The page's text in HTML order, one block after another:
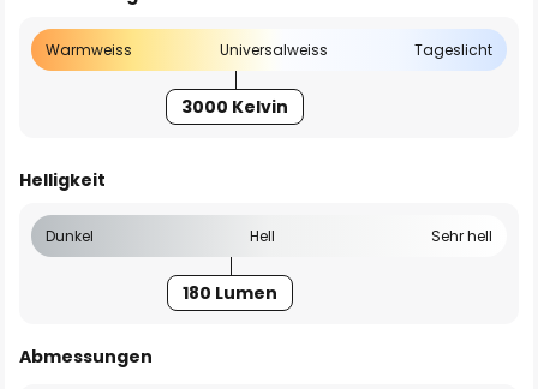
Warmweiss Universalweiss Tageslicht
3000 Kelvin
Helligkeit
Dunkel Hell Sehr hell
180 Lumen
Abmessungen